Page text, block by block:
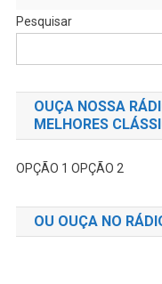
Pesquisar
OUÇA NOSSA
MELHORES
OPÇÃO 1 OPÇÃO 2
OU OUÇA NO